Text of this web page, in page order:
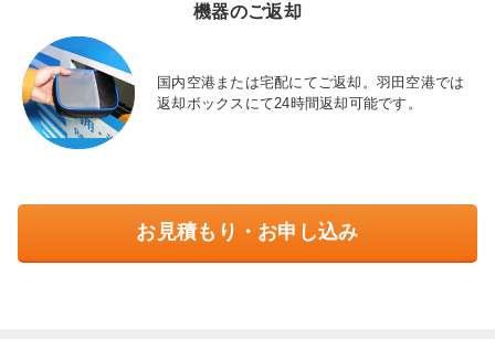
機器のご返却
国内空港または宅配にてご返却。羽田空港では
返却ボックスにて24時間返却可能です。
お見積もり・お申し込み